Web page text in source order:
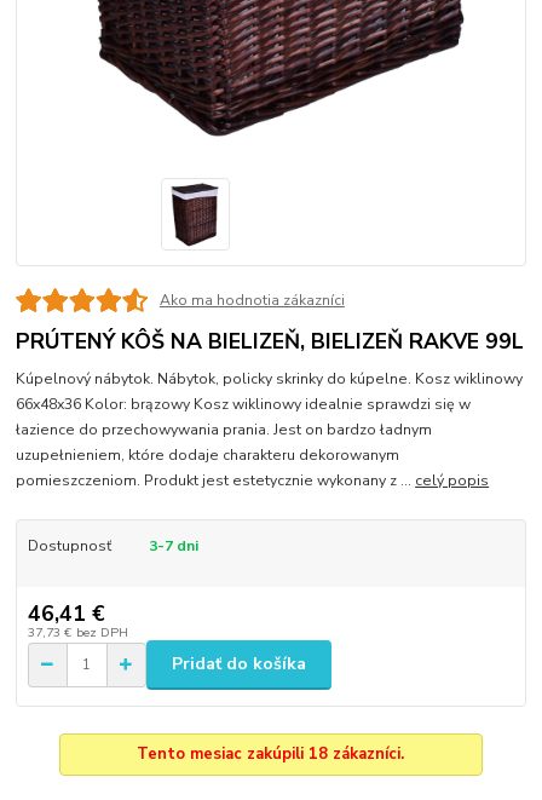
Ako ma hodnotia zákazníci
PRÚTENÝ KÔŠ NA BIELIZEŇ, BIELIZEŇ RAKVE 99L
Kúpelnový nábytok. Nábytok, policky skrinky do kúpelne. Kosz wiklinowy
66x48x36 Kolor: brązowy Kosz wiklinowy idealnie sprawdzi się w
łazience do przechowywania prania. Jest on bardzo ładnym
uzupełnieniem, które dodaje charakteru dekorowanym
pomieszczeniom. Produkt jest estetycznie wykonany z ... celý popis
Dostupnosť 3-7 dni
46,41 €
37,73 € bez DPH
Pridať do košíka
Tento mesiac zakúpili 18 zákazníci.